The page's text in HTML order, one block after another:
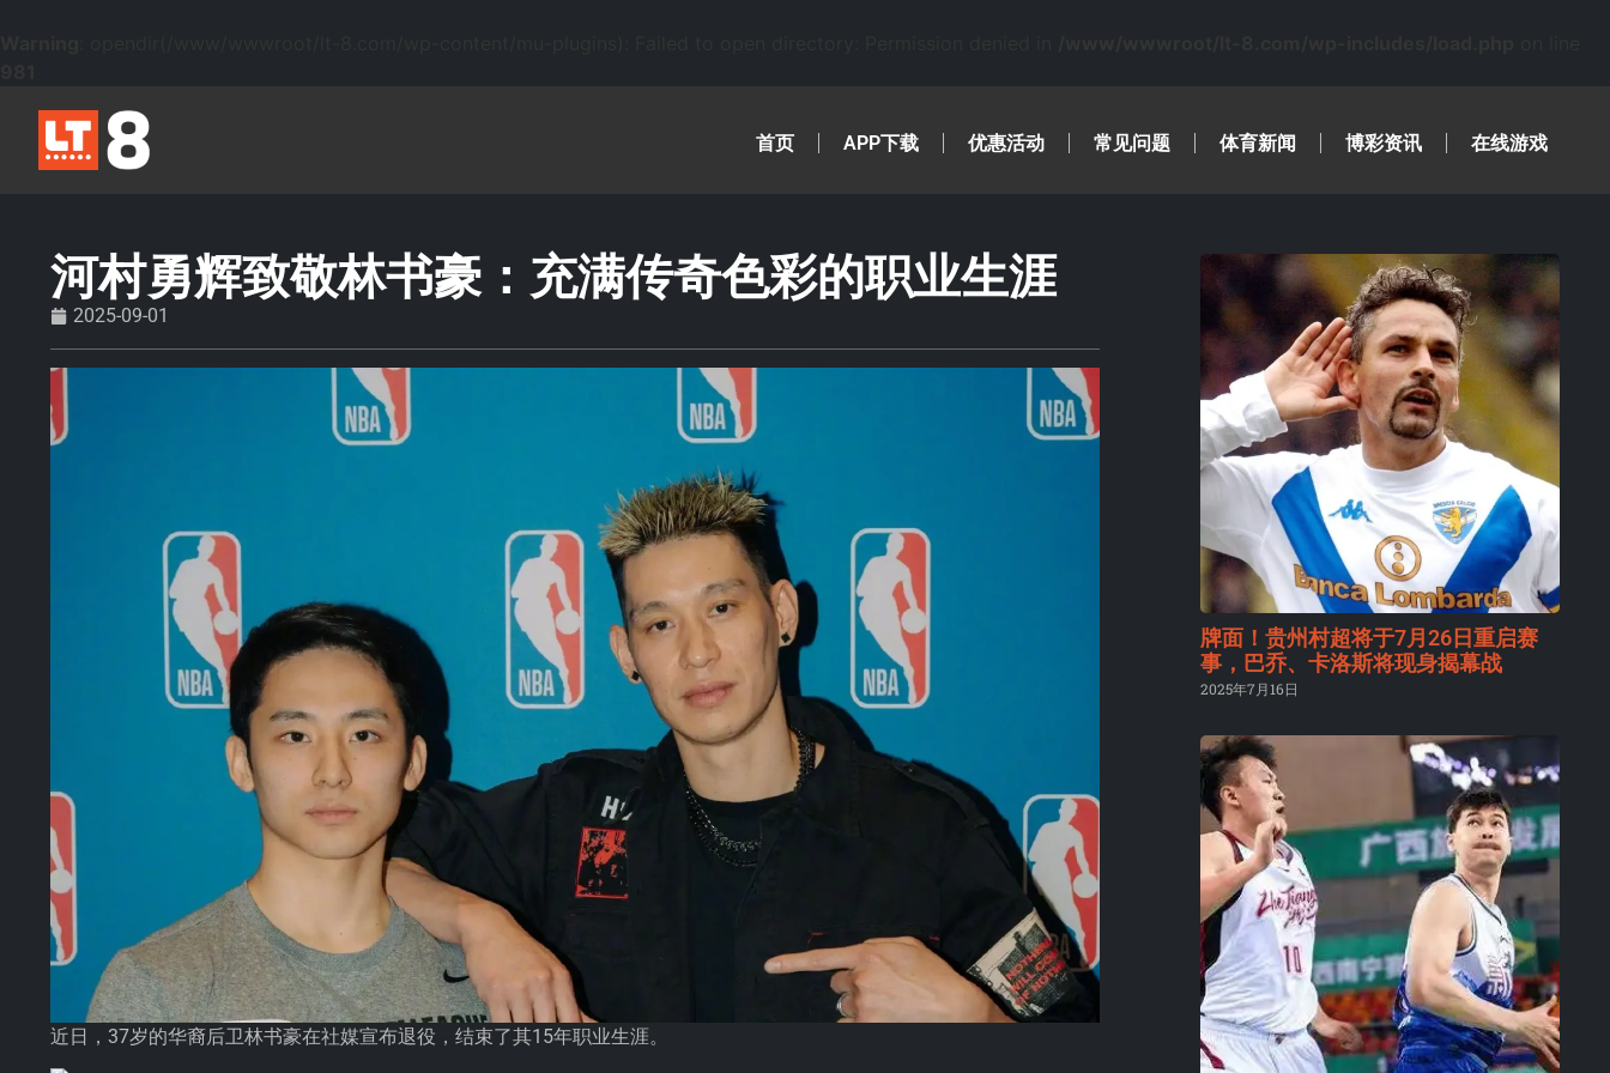
首页 APP下载 优惠活动 常见问题 体育新闻 博彩资讯 在线游戏
河村勇辉致敬林书豪：充满传奇色彩的职业生涯
2025-09-01
近日，37岁的华裔后卫林书豪在社媒宣布退役，结束了其15年职业生涯。
牌面！贵州村超将于7月26日重启赛
事，巴乔、卡洛斯将现身揭幕战
2025年7月16日